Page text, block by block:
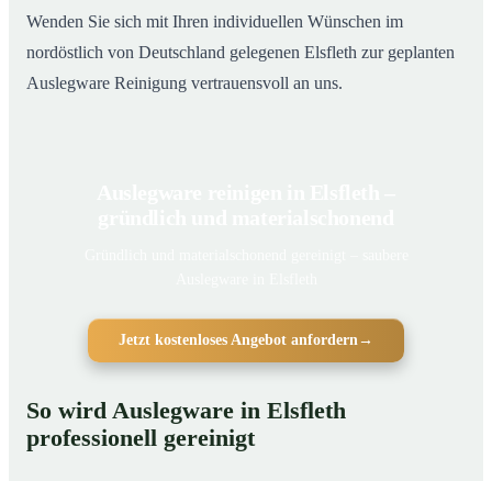
Wenden Sie sich mit Ihren individuellen Wünschen im
nordöstlich von Deutschland gelegenen Elsfleth zur geplanten
Auslegware Reinigung vertrauensvoll an uns.
Jetzt kostenloses Angebot anfordern→
So wird Auslegware in Elsfleth
professionell gereinigt